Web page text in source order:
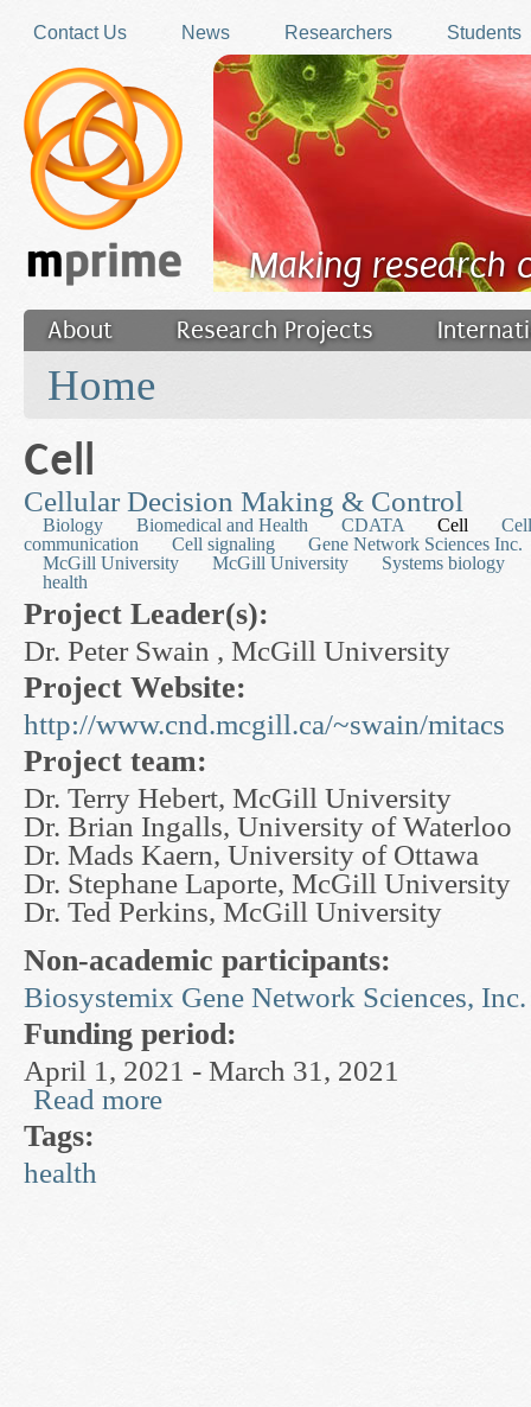
Contact Us
News Researchers Students
Making research
About Research Projects
Filler
Home
Cell
Cellular Decision Making & Control
Biology Biomedical and Health CDATA Cell
communication
Cell signaling
Gene Network Sciences Inc.
McGill University
McGill University
Systems biology
health
Project Leader(s):
Dr. Peter Swain , McGill University
Project Website:
http://www.cnd.mcgill.ca/~swain/mitacs
Project team:
Dr. Terry Hebert, McGill University
Dr. Brian Ingalls, University of Waterloo
Dr. Mads Kaern, University of Ottawa
Dr. Stephane Laporte, McGill University
Dr. Ted Perkins, McGill University
Non-academic participants:
Biosystemix Gene Network Sciences, Inc.
Funding period:
April 1, 2021 - March 31, 2021
Read more
Tags:
health